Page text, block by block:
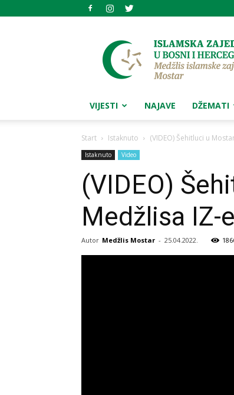
Medžlis
islamske
zajednice
Mostar
VIJESTI NAJAVE DŽEMATI
Start Istaknuto (VIDEO) Šehitluci u
Istaknuto Video
(VIDEO)
Medžlisa IZ-
Autor Medžlis Mostar - 25.04.2022.